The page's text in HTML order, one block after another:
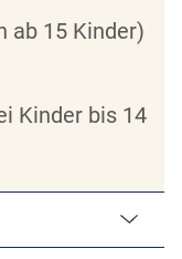
ab 15 Kinder)
Kinder bis 14